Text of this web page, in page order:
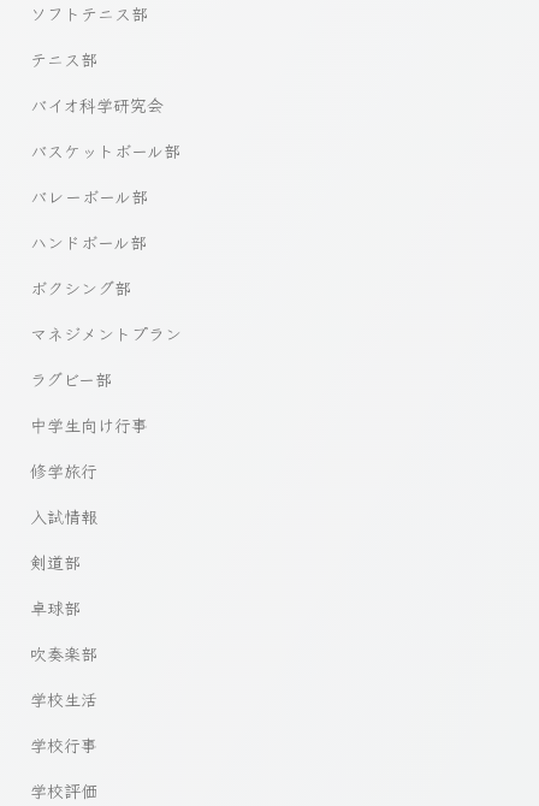
ソフトテニス部
テニス部
バイオ科学研究会
バスケットボール部
バレーボール部
ハンドボール部
ボクシング部
マネジメントプラン
ラグビー部
中学生向け行事
修学旅行
入試情報
剣道部
卓球部
吹奏楽部
学校生活
学校行事
学校評価